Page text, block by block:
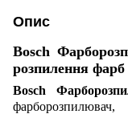
Опис
Bosch
розпилення фарб
Bosch